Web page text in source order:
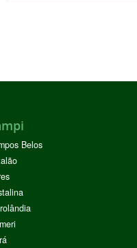
Belos